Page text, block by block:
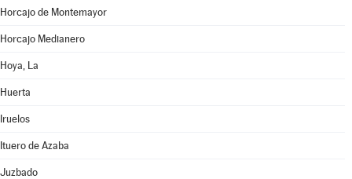
Horcajo de Montemayor
Horcajo Medianero
Hoya, La
Huerta
Iruelos
Ituero de Azaba
Juzbado